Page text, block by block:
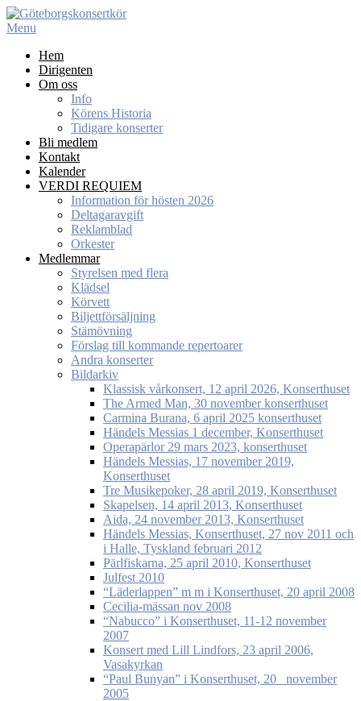
Skip
to
Menu
Hem
Dirigenten
Om oss
Info
Körens Historia
Tidigare konserter
Bli medlem
Kontakt
Kalender
VERDI REQUIEM
Information för hösten 2026
Deltagaravgift
Reklamblad
Orkester
Medlemmar
Styrelsen med flera
Klädsel
Körvett
Biljettförsäljning
Stämövning
Förslag till kommande repertoarer
Andra konserter
Bildarkiv
Klassisk vårkonsert, 12 april 2026, Konserthuset
The Armed Man, 30 november konserthuset
Carmina Burana, 6 april 2025 konserthuset
Händels Messias 1 december, Konserthuset
Operapärlor 29 mars 2023, konserthuset
Händels Messias, 17 november 2019,
Konserthuset
Tre Musikepoker, 28 april 2019, Konserthuset
Skapelsen, 14 april 2013, Konserthuset
Aida, 24 november 2013, Konserthuset
Händels Messias, Konserthuset, 27 nov 2011 och
i Halle, Tyskland februari 2012
Pärlfiskarna, 25 april 2010, Konserthuset
Julfest 2010
“Läderlappen” m m i Konserthuset, 20 april 2008
Cecilia-mässan nov 2008
“Nabucco” i Konserthuset, 11-12 november
2007
Konsert med Lill Lindfors, 23 april 2006,
Vasakyrkan
“Paul Bunyan” i Konserthuset, 20 november
2005